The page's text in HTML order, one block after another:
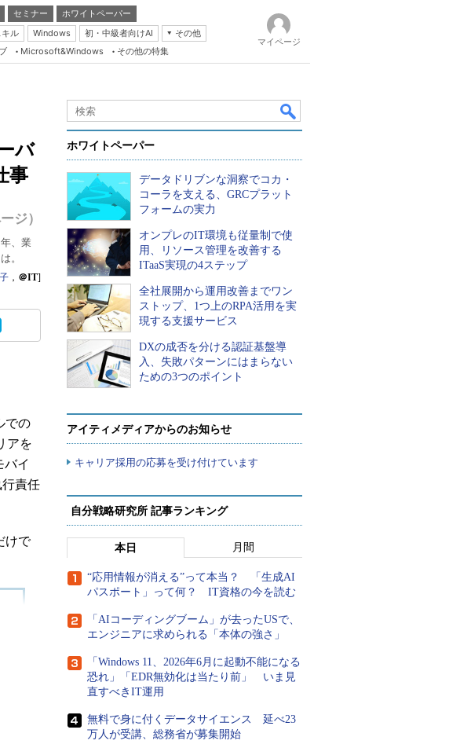
セミナー
ホワイトペーパー
キル Windows 初・中級者向けAI
その他
Server & Storage
Java Agile
Database Expert
Master of IP Network
Security & Trust
Insider.NET
ブログ
Microsoft&Windows その他の特集
マイページ
バ
事
ジ）
、業
。
， ＠IT]
での
アを
バイ
行責任
けで
ホワイトペーパー
データドリブンな洞察でコカ・
コーラを支える、GRCプラット
フォームの実力
オンプレのIT環境も従量制で使
用、リソース管理を改善する
ITaaS実現の4ステップ
全社展開から運用改善までワン
ストップ、1つ上のRPA活用を実
現する支援サービス
DXの成否を分ける認証基盤導
入、失敗パターンにはまらない
ための3つのポイント
アイティメディアからのお知らせ
キャリア採用の応募を受け付けています
自分戦略研究所 記事ランキング
本日 月間
“応用情報が消える”って本当？ 「生成AI
パスポート」って何？ IT資格の今を読む
「AIコーディングブーム」が去ったUSで、
エンジニアに求められる「本体の強さ」
「Windows 11、2026年6月に起動不能になる
恐れ」「EDR無効化は当たり前」 いま見
直すべきIT運用
無料で身に付くデータサイエンス 延べ23
万人が受講、総務省が募集開始